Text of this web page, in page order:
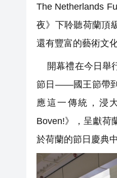
The Netherlands
夜》下聆聽荷蘭頂
還有豐富的藝術文
開幕禮在今日舉
節日——國王節帶到
應這一傳統，浸
Boven!》，呈獻荷
於荷蘭的節日慶典中